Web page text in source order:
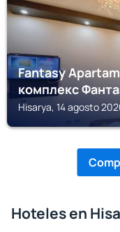
Fantasy
комплекс
Hisarya, 14 agosto
Hoteles en